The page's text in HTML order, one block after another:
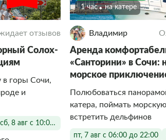
отзывов
Солох-
в горы Сочи,
и
сб, 8 авг с 10:00 до 16:00
1 час На катере
Владимир
Аренда
«Санторини» в Сочи:
морское
Полюбоваться
катера, поймать
встретить дельфинов
пт, 7 авг с 06:00 до 22:00